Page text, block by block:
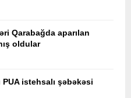
Qarabağda aparılan
oldular
istehsalı şəbəkəsi